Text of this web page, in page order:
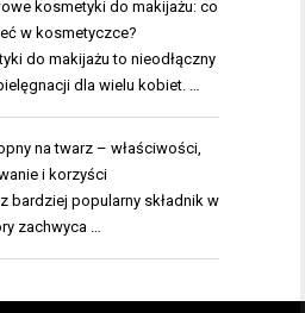
kosmetyki do makijażu: co
w kosmetyczce?
do makijażu to nieodłączny
dla wielu kobiet. …
na twarz – właściwości,
i korzyści
bardziej popularny składnik w
zachwyca …